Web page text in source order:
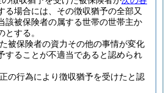
る場合には、その徴収猶予の全部又
該被保険者の属する世帯の世帯主か
とする。
被保険者の資力その他の事情が変化
することが不適当であると認められ
の行為により徴収猶予を受けたと認